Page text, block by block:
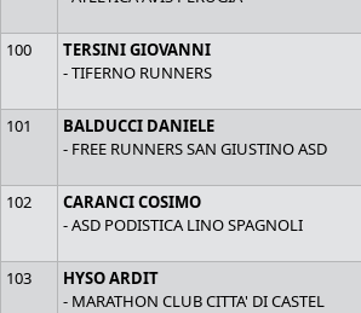
100
TERSINI GIOVANNI
- TIFERNO RUNNERS
101
BALDUCCI DANIELE
- FREE RUNNERS SAN GIUSTINO ASD
102
CARANCI COSIMO
- ASD PODISTICA LINO SPAGNOLI
103
HYSO ARDIT
- MARATHON CLUB CITTA' DI CASTEL